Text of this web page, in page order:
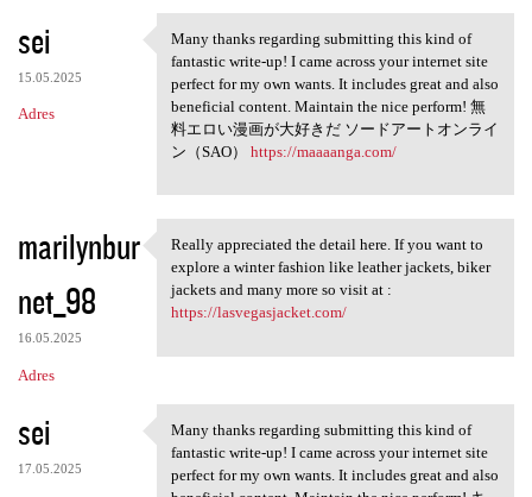
sei
15.05.2025
Adres
Many thanks regarding
Many thanks regarding submitting this kind of
fantastic write-up! I came across your internet site
perfect for my own wants. It includes great and also
beneficial content. Maintain the nice perform! 無
料エロい漫画が大好きだ ソードアートオンライ
ン（SAO） https://maaaanga.com/
marilynbur
net_98
16.05.2025
Adres
Really appreciated the detail
Really appreciated the detail here. If you want to
explore a winter fashion like leather jackets, biker
jackets and many more so visit at :
https://lasvegasjacket.com/
sei
17.05.2025
Many thanks regarding
Many thanks regarding submitting this kind of
fantastic write-up! I came across your internet site
perfect for my own wants. It includes great and also